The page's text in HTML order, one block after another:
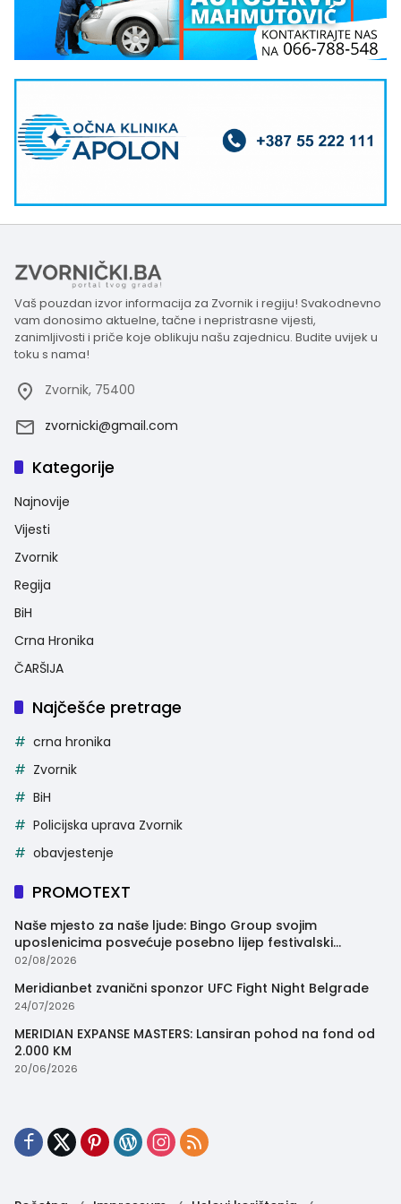
Vaš pouzdan izvor informacija za Zvornik i regiju! Svakodnevno
vam donosimo aktuelne, tačne i nepristrasne vijesti,
zanimljivosti i priče koje oblikuju našu zajednicu. Budite uvijek u
toku s nama!
Zvornik, 75400
zvornicki@gmail.com
Kategorije
Najnovije
Vijesti
Zvornik
Regija
BiH
Crna Hronika
ČARŠIJA
Najčešće pretrage
crna hronika
Zvornik
BiH
Policijska uprava Zvornik
obavjestenje
PROMOTEXT
Naše mjesto za naše ljude: Bingo Group svojim
uposlenicima posvećuje posebno lijep festivalski
trenutak
02/08/2026
Meridianbet zvanični sponzor UFC Fight Night Belgrade
24/07/2026
MERIDIAN EXPANSE MASTERS: Lansiran pohod na fond od
2.000 KM
20/06/2026